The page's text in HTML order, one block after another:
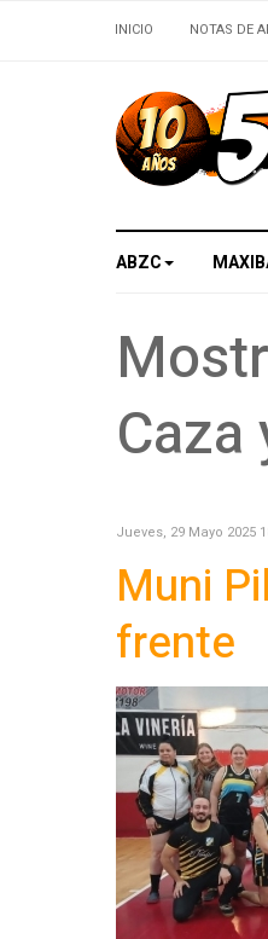
INICIO NOTAS DE
ABZC
Caza
Jueves, 29 Mayo 2025
Muni
frente